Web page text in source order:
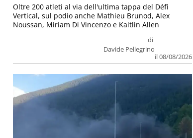
di
Davide Pellegrino
il 08/08/2026
Oltre 200 atleti al via dell'ultima tappa del Défì
Vertical, sul podio anche Mathieu Brunod, Alex
Noussan, Miriam Di Vincenzo e Kaitlin Allen